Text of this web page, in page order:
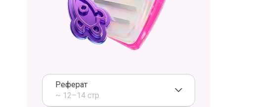
Реферат
~ 12–14 стр.